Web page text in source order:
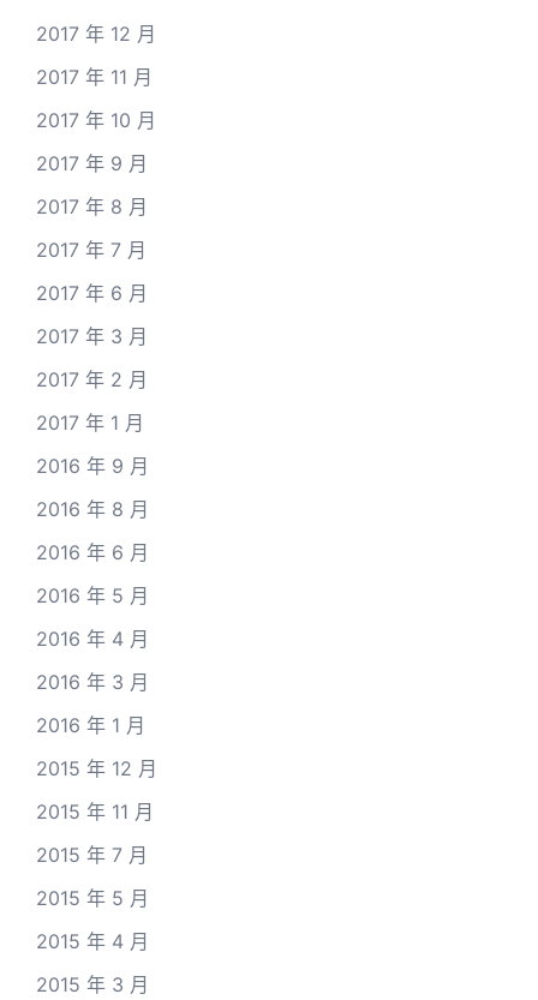
2017 年 12 月
2017 年 11 月
2017 年 10 月
2017 年 9 月
2017 年 8 月
2017 年 7 月
2017 年 6 月
2017 年 3 月
2017 年 2 月
2017 年 1 月
2016 年 9 月
2016 年 8 月
2016 年 6 月
2016 年 5 月
2016 年 4 月
2016 年 3 月
2016 年 1 月
2015 年 12 月
2015 年 11 月
2015 年 7 月
2015 年 5 月
2015 年 4 月
2015 年 3 月